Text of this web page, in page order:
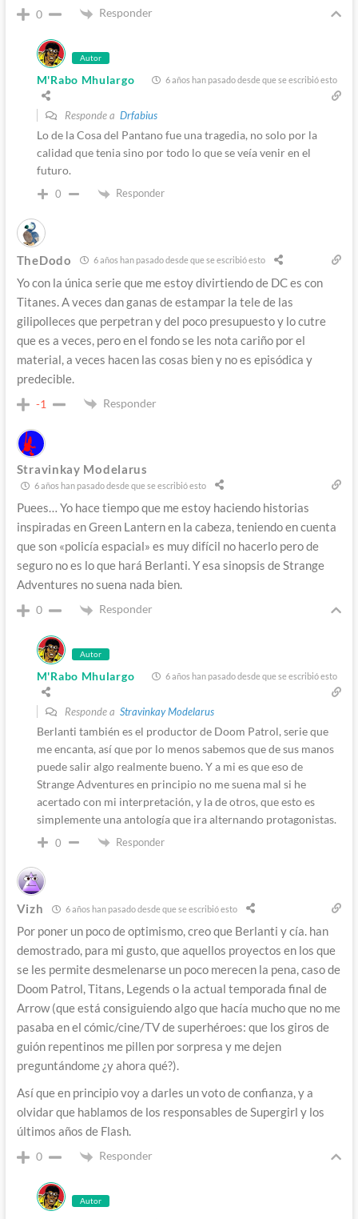
0 Responder
Autor
M'Rabo Mhulargo 6 años han pasado desde que se escribió esto
Responde a Drfabius
Lo de la Cosa del Pantano fue una tragedia, no solo por la
calidad que tenia sino por todo lo que se veía venir en el
futuro.
0 Responder
TheDodo 6 años han pasado desde que se escribió esto
Yo con la única serie que me estoy divirtiendo de DC es con
Titanes. A veces dan ganas de estampar la tele de las
gilipolleces que perpetran y del poco presupuesto y lo cutre
que es a veces, pero en el fondo se les nota cariño por el
material, a veces hacen las cosas bien y no es episódica y
predecible.
-1 Responder
Stravinkay Modelarus
6 años han pasado desde que se escribió esto
Puees… Yo hace tiempo que me estoy haciendo historias
inspiradas en Green Lantern en la cabeza, teniendo en cuenta
que son «policía espacial» es muy difícil no hacerlo pero de
seguro no es lo que hará Berlanti. Y esa sinopsis de Strange
Adventures no suena nada bien.
0 Responder
Autor
M'Rabo Mhulargo 6 años han pasado desde que se escribió esto
Responde a Stravinkay Modelarus
Berlanti también es el productor de Doom Patrol, serie que
me encanta, así que por lo menos sabemos que de sus manos
puede salir algo realmente bueno. Y a mi es que eso de
Strange Adventures en principio no me suena mal si he
acertado con mi interpretación, y la de otros, que esto es
simplemente una antología que ira alternando protagonistas.
0 Responder
Vizh 6 años han pasado desde que se escribió esto
Por poner un poco de optimismo, creo que Berlanti y cía. han
demostrado, para mi gusto, que aquellos proyectos en los que
se les permite desmelenarse un poco merecen la pena, caso de
Doom Patrol, Titans, Legends o la actual temporada final de
Arrow (que está consiguiendo algo que hacía mucho que no me
pasaba en el cómic/cine/TV de superhéroes: que los giros de
guión repentinos me pillen por sorpresa y me dejen
preguntándome ¿y ahora qué?).
Así que en principio voy a darles un voto de confianza, y a
olvidar que hablamos de los responsables de Supergirl y los
últimos años de Flash.
0 Responder
Autor